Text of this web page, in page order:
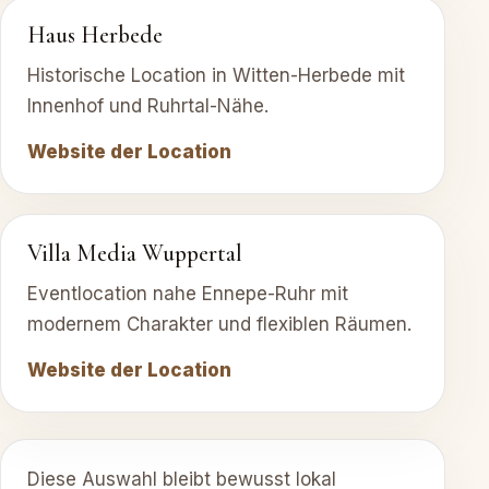
Haus Herbede
Historische Location in Witten-Herbede mit
Innenhof und Ruhrtal-Nähe.
Website der Location
Villa Media Wuppertal
Eventlocation nahe Ennepe-Ruhr mit
modernem Charakter und flexiblen Räumen.
Website der Location
Diese Auswahl bleibt bewusst lokal